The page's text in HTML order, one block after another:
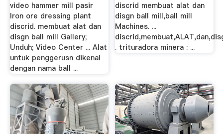
video hammer mill pasir
Iron ore dressing plant
discrid. membuat alat dan
disgn ball mill Gallery;
Unduh; Video Center ... Alat
untuk penggerusn dikenal
dengan nama ball ...
discrid membuat alat dan
disgn ball mill,ball mill
Machines. ...
. trituradora minera : ...